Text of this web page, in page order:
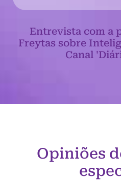
Entrevista com a
Freytas sobre
Canal
Opiniões